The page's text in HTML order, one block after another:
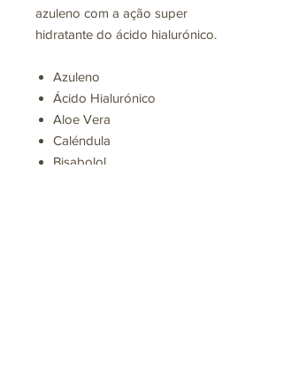
azuleno com a ação super
hidratante do ácido hialurónico.
Azuleno
Ácido Hialurónico
Aloe Vera
Caléndula
Bisabolol